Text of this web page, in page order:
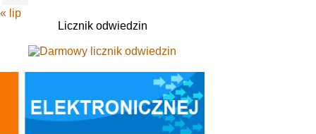
« lip
Licznik odwiedzin